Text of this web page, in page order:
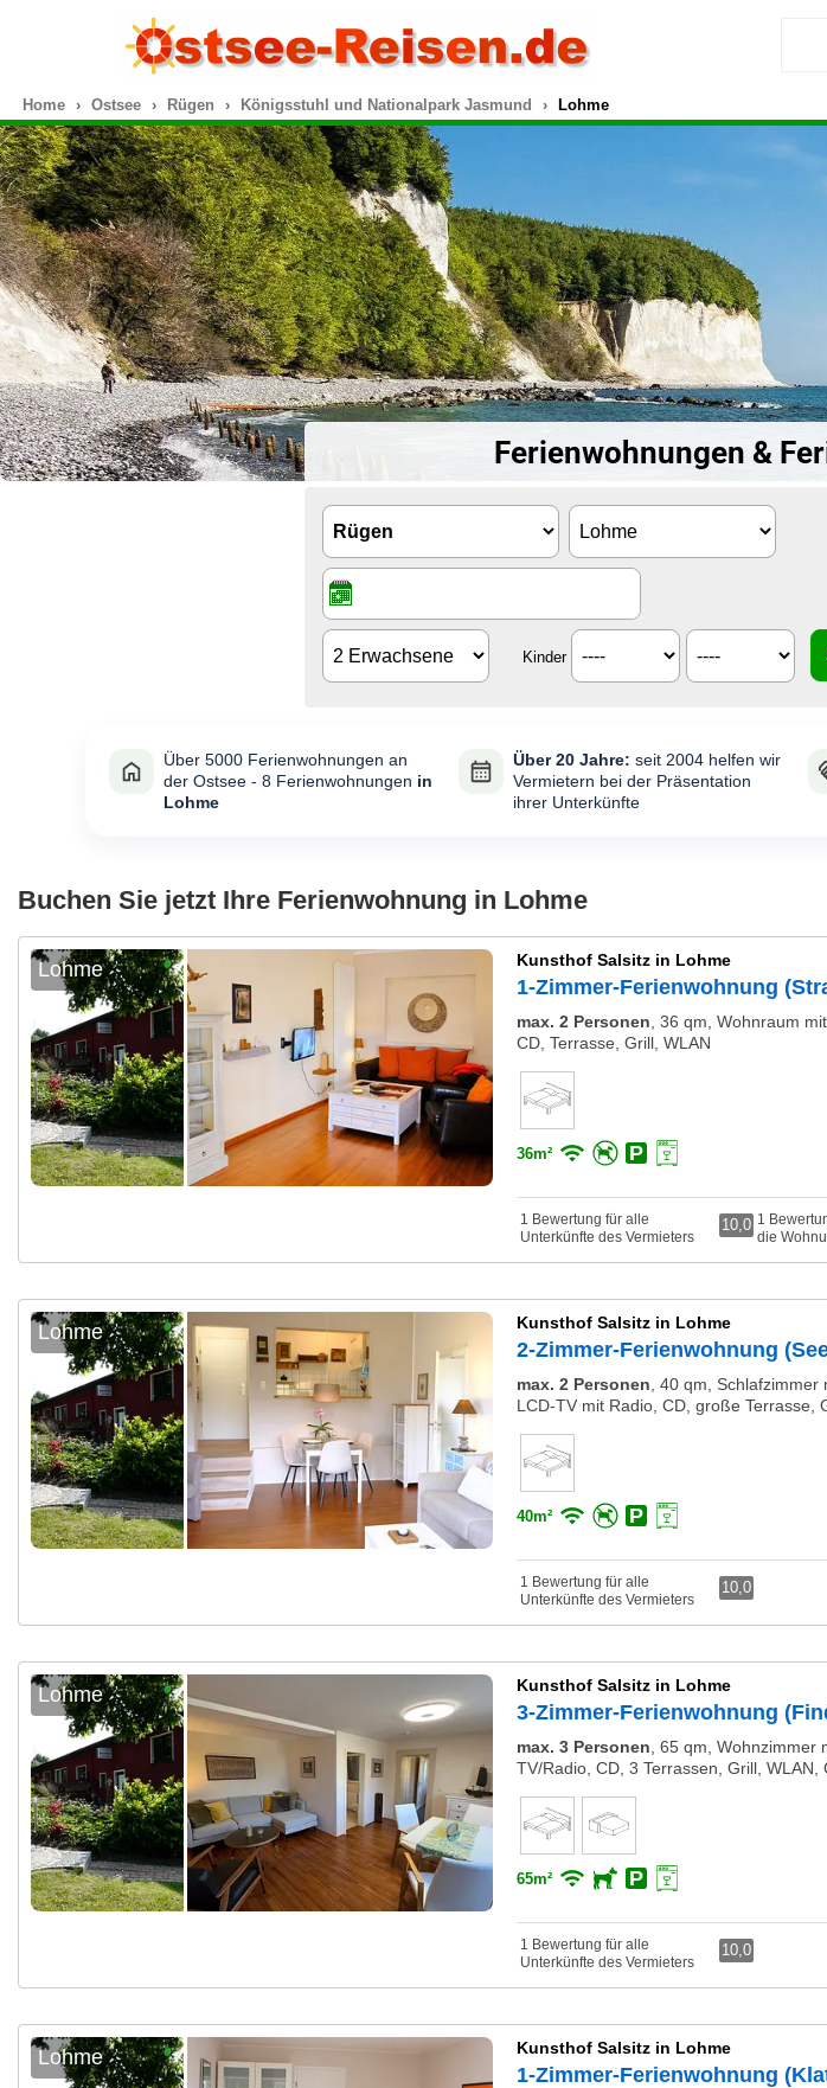
Home Ostsee Rügen Königsstuhl und Nationalpark Jasmund Lohme
Ferienwohnungen &
Kinder
Über 5000 Ferienwohnungen an
der Ostsee - 8 Ferienwohnungen in
Lohme
Über 20 Jahre: seit 2004 helfen wir
Vermietern bei der Präsentation
ihrer Unterkünfte
Buchen Sie jetzt Ihre Ferienwohnung in Lohme
Lohme Kunsthof Salsitz in Lohme
1-Zimmer-Ferienwohnung
max. 2 Personen 36 qm, Wohnraum
CD, Terrasse, Grill, WLAN
36m²
1 Bewertung für alle
Unterkünfte des Vermieters
10,0 1
die
Lohme Kunsthof Salsitz in Lohme
2-Zimmer-Ferienwohnung
max. 2 Personen 40 qm, Schlafzimmer
LCD-TV mit Radio, CD, große Terrasse,
40m²
1 Bewertung für alle
Unterkünfte des Vermieters
10,0
Lohme Kunsthof Salsitz in Lohme
3-Zimmer-Ferienwohnung
max. 3 Personen 65 qm, Wohnzimmer
TV/Radio, CD, 3 Terrassen, Grill, WLAN,
65m²
1 Bewertung für alle
Unterkünfte des Vermieters
10,0
Lohme Kunsthof Salsitz in Lohme
1-Zimmer-Ferienwohnung